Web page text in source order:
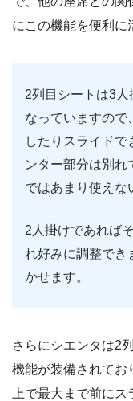
にこの機能を便利に
2列目シートは3
なっていますので
したりスライド
ンター部分は別れ
ではあまり使えな
2人掛けであれば
れ好みに調整でき
かせます。
さらにシエンタは2
機能が装備されてお
上で最大まで前に